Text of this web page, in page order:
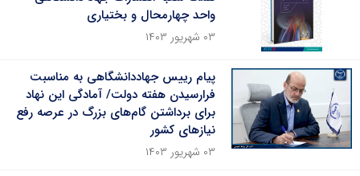
واحد چهارمحال و بختیاری
۰۳ شهریور ۱۴۰۳
پیام رییس جهاددانشگاهی به مناسبت
فرارسیدن هفته دولت/ آمادگی این نهاد
برای برداشتن گام‌های بزرگ در عرصه رفع
نیازهای کشور
۰۳ شهریور ۱۴۰۳